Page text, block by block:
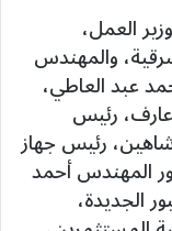
العمل،
والمهندس
عبد العاطي،
رئيس
رئيس جهاز
المهندس أحمد
الجديدة،